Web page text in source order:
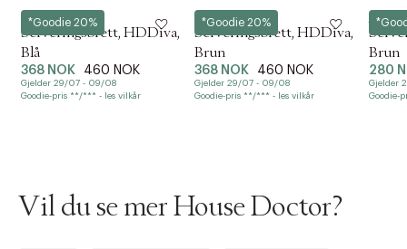
n
*Goodie 20%
House Doctor
Serveringsbrett, HDDiva,
Blå
368 NOK 460 NOK
Gjelder 29/07 - 09/08
Goodie-pris **/*** - les vilkår
*Goodie 20%
House Doctor
Serveringsbrett, HDDiva,
Brun
368 NOK 460 NOK
Gjelder 29/07 - 09/08
Goodie-pris **/*** - les vilkår
House
Brun
280
Gjelder
Goodie-
Vil du se mer House Doctor?